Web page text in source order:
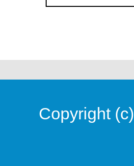
Copyright (c)